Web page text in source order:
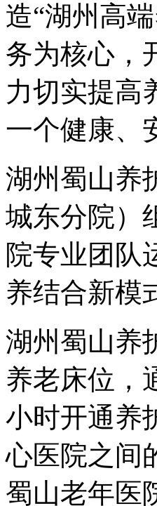
造“湖州高
务为核心，
力切实提高
一个健康、
湖州蜀山养
城东分院）
院专业团队
养结合新模
湖州蜀山养
养老床位，
小时开通养
心医院之间
蜀山老年医